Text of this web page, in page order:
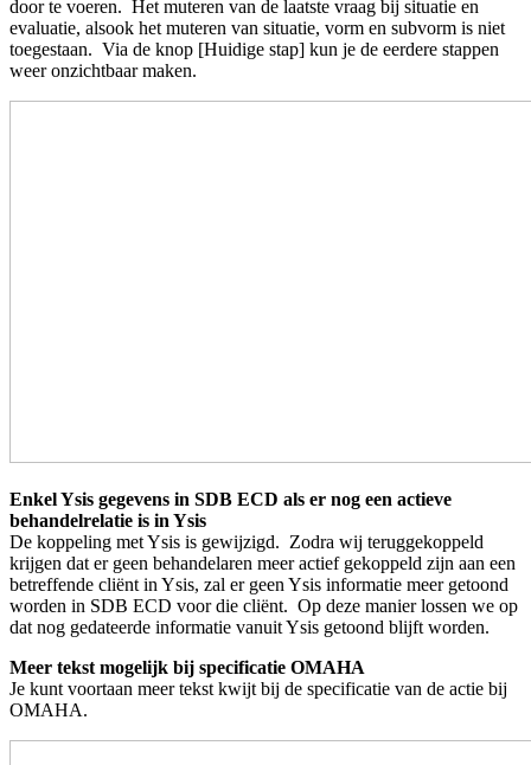
door te voeren. Het muteren van de laatste vraag bij situatie en
evaluatie, alsook het muteren van situatie, vorm en subvorm is niet
toegestaan. Via de knop [Huidige stap] kun je de eerdere stappen
weer onzichtbaar maken.
Enkel Ysis gegevens in SDB ECD als er nog een actieve
behandelrelatie is in Ysis
De koppeling met Ysis is gewijzigd. Zodra wij teruggekoppeld
krijgen dat er geen behandelaren meer actief gekoppeld zijn aan een
betreffende cliënt in Ysis, zal er geen Ysis informatie meer getoond
worden in SDB ECD voor die cliënt. Op deze manier lossen we op
dat nog gedateerde informatie vanuit Ysis getoond blijft worden.
Meer tekst mogelijk bij specificatie OMAHA
Je kunt voortaan meer tekst kwijt bij de specificatie van de actie bij
OMAHA.